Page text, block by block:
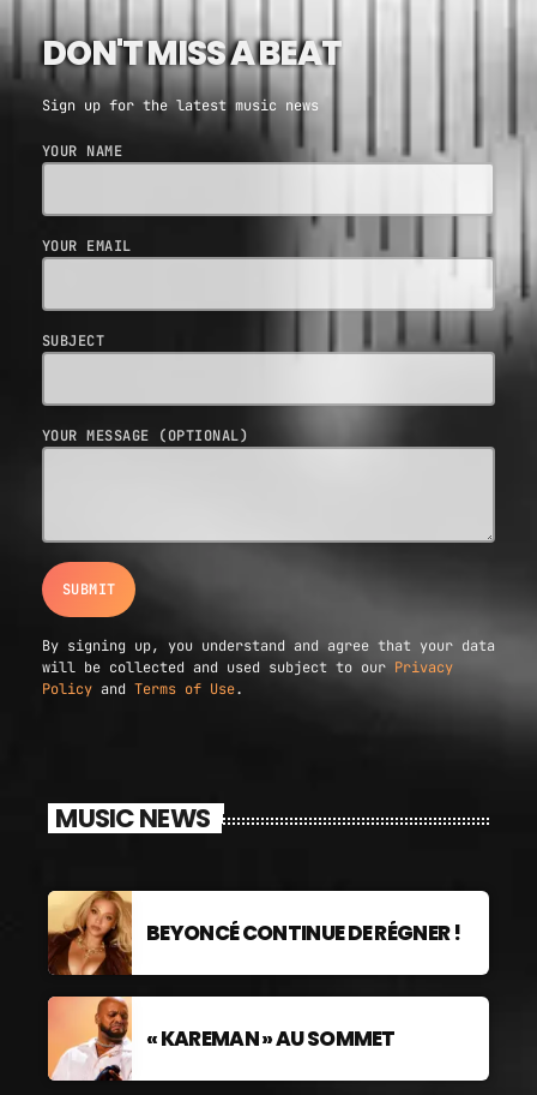
DON'T MISS A BEAT
Sign up for the latest music news
YOUR NAME
YOUR EMAIL
SUBJECT
YOUR MESSAGE (OPTIONAL)
By signing up, you understand and agree that your data
will be collected and used subject to our Privacy
Policy and Terms of Use.
MUSIC NEWS
BEYONCÉ CONTINUE DE RÉGNER !
« KAREMAN » AU SOMMET